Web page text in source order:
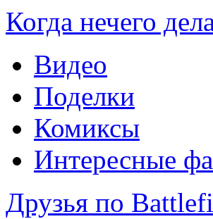
Когда нечего
Видео
Поделки
Комиксы
Интересные
Друзья по